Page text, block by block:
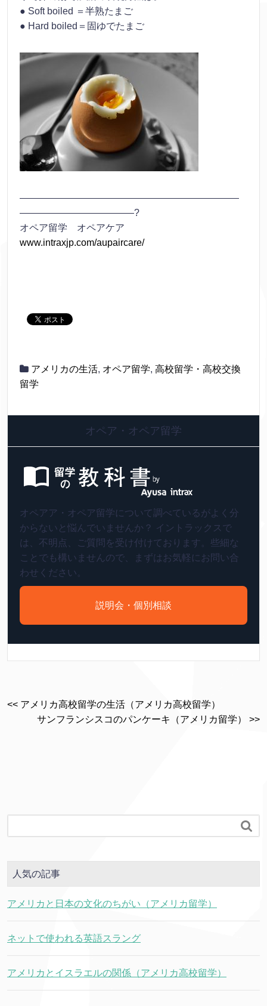
● Soft boiled ＝半熟たまご
● Hard boiled＝固ゆでたまご
———————————————————————
————————————?
オペア留学 オペアケア
www.intraxjp.com/aupaircare/
アメリカの生活, オペア留学, 高校留学・高校交換
留学
オペア・オペア留学
オペアア・オペア留学について調べているがよく分
からないと悩んでいませんか？ イントラックスで
は、不明点、ご質問を受け付けております。些細な
ことでも構いませんので、まずはお気軽にお問い合
わせください。
説明会・個別相談
<< アメリカ高校留学の生活（アメリカ高校留学）
サンフランシスコのパンケーキ（アメリカ留学） >>

人気の記事
アメリカと日本の文化のちがい（アメリカ留学）
ネットで使われる英語スラング
アメリカとイスラエルの関係（アメリカ高校留学）